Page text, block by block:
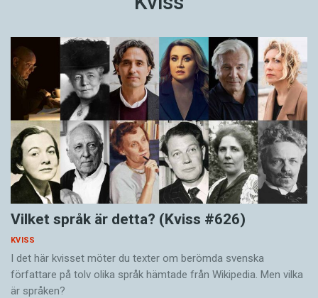
Vilket språk är detta? (Kviss #626)
KVISS
I det här kvisset möter du texter om berömda svenska
författare på tolv olika språk hämtade från Wikipedia. Men vilka
är språken?